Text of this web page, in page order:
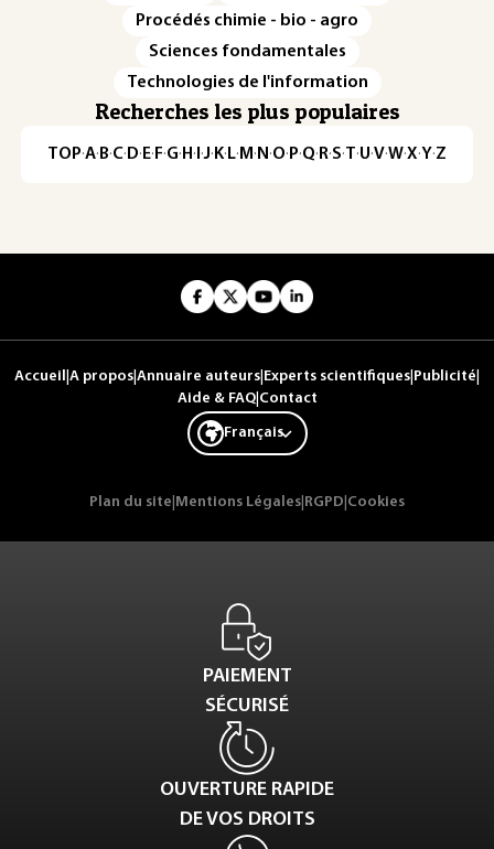
Procédés chimie - bio - agro
Sciences fondamentales
Technologies de l'information
Recherches les plus populaires
TOP·A·B·C· D· E· F·G· H · ·J· K· L· M · N ·O· P·Q· R·S·T·U·V·W·X·Y·Z
Accueil A propos Annuaire auteurs Experts scientifiques Publicité
Aide & FAQ| Contact
Français
Plan du site Mentions Légales RGPD Cookies
PAIEMENT
SÉCURISÉ
OUVERTURE RAPIDE
DE VOS DROITS